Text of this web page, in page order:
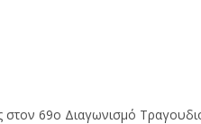
69ο Διαγωνισμό